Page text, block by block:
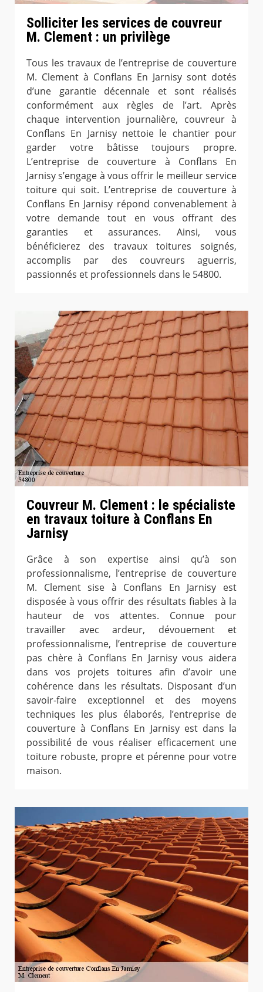
Solliciter les services de couvreur
M. Clement : un privilège
Tous les travaux de l’entreprise de couverture
M. Clement à Conflans En Jarnisy sont dotés
d’une garantie décennale et sont réalisés
conformément aux règles de l’art. Après
chaque intervention journalière, couvreur à
Conflans En Jarnisy nettoie le chantier pour
garder votre bâtisse toujours propre.
L’entreprise de couverture à Conflans En
Jarnisy s’engage à vous offrir le meilleur service
toiture qui soit. L’entreprise de couverture à
Conflans En Jarnisy répond convenablement à
votre demande tout en vous offrant des
garanties et assurances. Ainsi, vous
bénéficierez des travaux toitures soignés,
accomplis par des couvreurs aguerris,
passionnés et professionnels dans le 54800.
Couvreur M. Clement : le spécialiste
en travaux toiture à Conflans En
Jarnisy
Grâce à son expertise ainsi qu’à son
professionnalisme, l’entreprise de couverture
M. Clement sise à Conflans En Jarnisy est
disposée à vous offrir des résultats fiables à la
hauteur de vos attentes. Connue pour
travailler avec ardeur, dévouement et
professionnalisme, l’entreprise de couverture
pas chère à Conflans En Jarnisy vous aidera
dans vos projets toitures afin d’avoir une
cohérence dans les résultats. Disposant d’un
savoir-faire exceptionnel et des moyens
techniques les plus élaborés, l’entreprise de
couverture à Conflans En Jarnisy est dans la
possibilité de vous réaliser efficacement une
toiture robuste, propre et pérenne pour votre
maison.